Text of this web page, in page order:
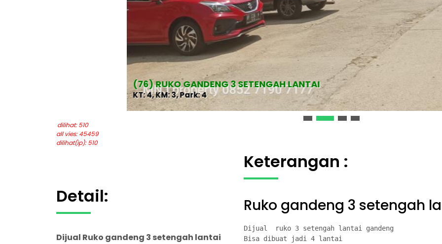
(76) RUKO GANDENG 3 SETENGAH LANTAI
KT: 4, KM: 3, Park: 4
dilihat: 510
all vies: 45459
dilihat(ip): 510
Detail:
Dijual Ruko gandeng 3 setengah lantai
Keterangan :
Ruko gandeng 3 setengah
Dijual  ruko 3 setengah lantai gandeng
Bisa dibuat jadi 4 lantai